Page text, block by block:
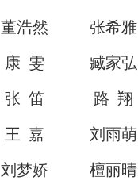
董浩然 张希雅
康 雯 臧家弘
张 笛 路 翔
王 嘉 刘雨萌
刘梦娇 檀丽晴